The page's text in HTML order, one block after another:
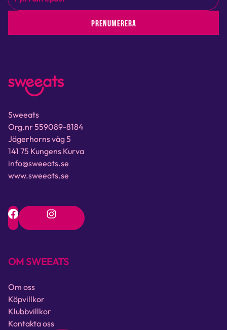
PRENUMERERA
Sweeats
Org.nr 559089-8184
Jägerhorns väg 5
141 75 Kungens Kurva
info@sweeats.se
www.sweeats.se
OM SWEEATS
Om oss
Köpvillkor
Klubbvillkor
Kontakta oss